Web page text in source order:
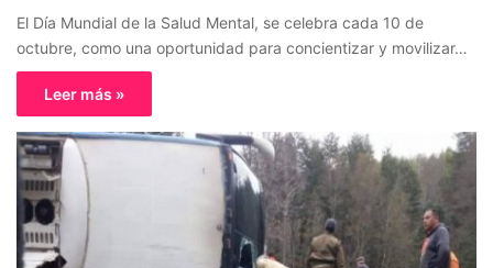
El Día Mundial de la Salud Mental, se celebra cada 10 de
octubre, como una oportunidad para concientizar y movilizar…
Leer más »